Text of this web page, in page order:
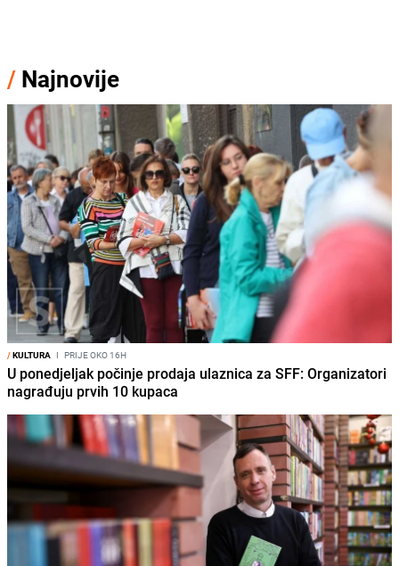
/ Najnovije
/KULTURA I PRIJE OKO 16H
U ponedjeljak počinje prodaja ulaznica za SFF: Organizatori
nagrađuju prvih 10 kupaca